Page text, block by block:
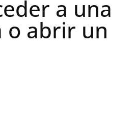
a una
o abrir un